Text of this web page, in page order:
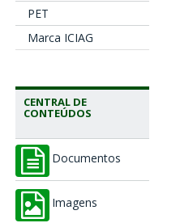
PET
Marca ICIAG
CENTRAL DE
CONTEÚDOS
Documentos
Imagens